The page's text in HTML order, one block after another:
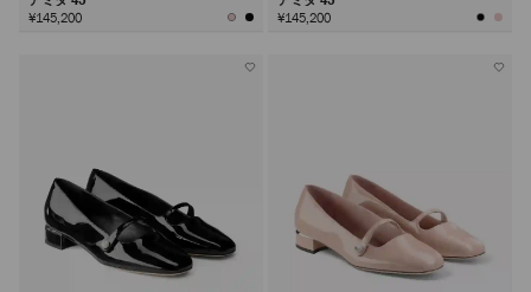
¥145,200
¥145,200